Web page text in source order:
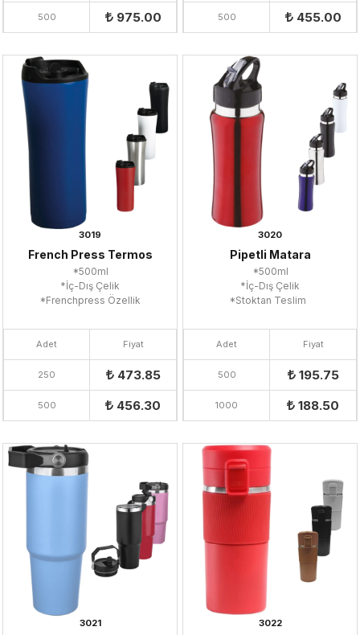
500 975.00 500 455.00
3019
French Press Termos
*500ml
*İç-Dış Çelik
*Frenchpress Özellik
Adet Fiyat
250 473.85
500 456.30
3020
Pipetli Matara
*500ml
*İç-Dış Çelik
*Stoktan Teslim
Adet Fiyat
500 195.75
1000 188.50
3021 3022